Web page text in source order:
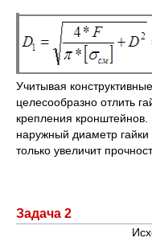
Учитывая
целесообразно отлить
крепления
наружный диаметр
только увеличит
Задача 2